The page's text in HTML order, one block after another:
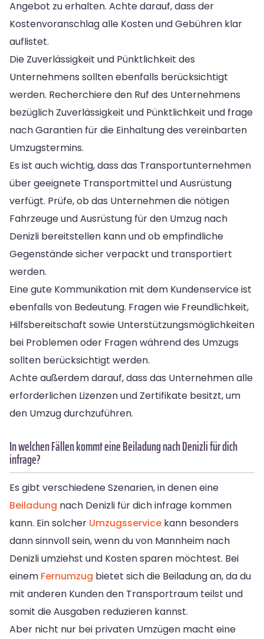
Angebot zu erhalten. Achte darauf, dass der
Kostenvoranschlag alle Kosten und Gebühren klar
auflistet.
Die Zuverlässigkeit und Pünktlichkeit des
Unternehmens sollten ebenfalls berücksichtigt
werden. Recherchiere den Ruf des Unternehmens
bezüglich Zuverlässigkeit und Pünktlichkeit und frage
nach Garantien für die Einhaltung des vereinbarten
Umzugstermins.
Es ist auch wichtig, dass das Transportunternehmen
über geeignete Transportmittel und Ausrüstung
verfügt. Prüfe, ob das Unternehmen die nötigen
Fahrzeuge und Ausrüstung für den Umzug nach
Denizli bereitstellen kann und ob empfindliche
Gegenstände sicher verpackt und transportiert
werden.
Eine gute Kommunikation mit dem Kundenservice ist
ebenfalls von Bedeutung. Fragen wie Freundlichkeit,
Hilfsbereitschaft sowie Unterstützungsmöglichkeiten
bei Problemen oder Fragen während des Umzugs
sollten berücksichtigt werden.
Achte außerdem darauf, dass das Unternehmen alle
erforderlichen Lizenzen und Zertifikate besitzt, um
den Umzug durchzuführen.
In welchen Fällen kommt eine Beiladung nach Denizli für dich
infrage?
Es gibt verschiedene Szenarien, in denen eine
Beiladung nach Denizli für dich infrage kommen
kann. Ein solcher Umzugsservice kann besonders
dann sinnvoll sein, wenn du von Mannheim nach
Denizli umziehst und Kosten sparen möchtest. Bei
einem Fernumzug bietet sich die Beiladung an, da du
mit anderen Kunden den Transportraum teilst und
somit die Ausgaben reduzieren kannst.
Aber nicht nur bei privaten Umzügen macht eine